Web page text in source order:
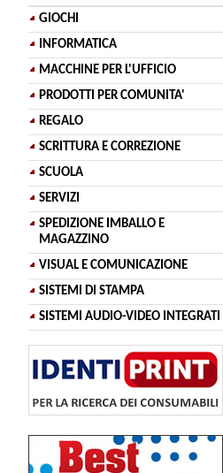
GIOCHI
INFORMATICA
MACCHINE PER L'UFFICIO
PRODOTTI PER COMUNITA'
REGALO
SCRITTURA E CORREZIONE
SCUOLA
SERVIZI
SPEDIZIONE IMBALLO E
MAGAZZINO
VISUAL E COMUNICAZIONE
SISTEMI DI STAMPA
SISTEMI AUDIO-VIDEO INTEGRATI